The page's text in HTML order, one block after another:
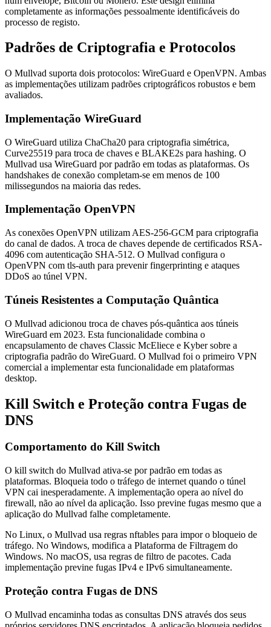
completamente as informações pessoalmente identificáveis do
processo de registo.
Padrões de Criptografia e Protocolos
O Mullvad suporta dois protocolos: WireGuard e OpenVPN. Ambas
as implementações utilizam padrões criptográficos robustos e bem
avaliados.
Implementação WireGuard
O WireGuard utiliza ChaCha20 para criptografia simétrica,
Curve25519 para troca de chaves e BLAKE2s para hashing. O
Mullvad usa WireGuard por padrão em todas as plataformas. Os
handshakes de conexão completam-se em menos de 100
milissegundos na maioria das redes.
Implementação OpenVPN
As conexões OpenVPN utilizam AES-256-GCM para criptografia
do canal de dados. A troca de chaves depende de certificados RSA-
4096 com autenticação SHA-512. O Mullvad configura o
OpenVPN com tls-auth para prevenir fingerprinting e ataques
DDoS ao túnel VPN.
Túneis Resistentes a Computação Quântica
O Mullvad adicionou troca de chaves pós-quântica aos túneis
WireGuard em 2023. Esta funcionalidade combina o
encapsulamento de chaves Classic McEliece e Kyber sobre a
criptografia padrão do WireGuard. O Mullvad foi o primeiro VPN
comercial a implementar esta funcionalidade em plataformas
desktop.
Kill Switch e Proteção contra Fugas de
DNS
Comportamento do Kill Switch
O kill switch do Mullvad ativa-se por padrão em todas as
plataformas. Bloqueia todo o tráfego de internet quando o túnel
VPN cai inesperadamente. A implementação opera ao nível do
firewall, não ao nível da aplicação. Isso previne fugas mesmo que a
aplicação do Mullvad falhe completamente.
No Linux, o Mullvad usa regras nftables para impor o bloqueio de
tráfego. No Windows, modifica a Plataforma de Filtragem do
Windows. No macOS, usa regras de filtro de pacotes. Cada
implementação previne fugas IPv4 e IPv6 simultaneamente.
Proteção contra Fugas de DNS
O Mullvad encaminha todas as consultas DNS através dos seus